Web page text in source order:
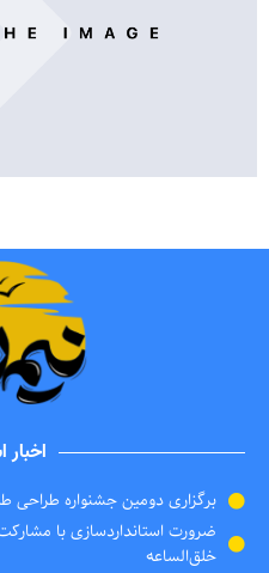
اخبار
برگزاری دومین جشنواره طراحی
ضرورت استانداردسازی با
خلق‌الساعه